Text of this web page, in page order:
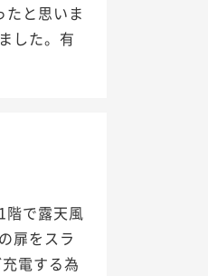
と思いま
した。有
階で露天風
扉をスラ
電する為